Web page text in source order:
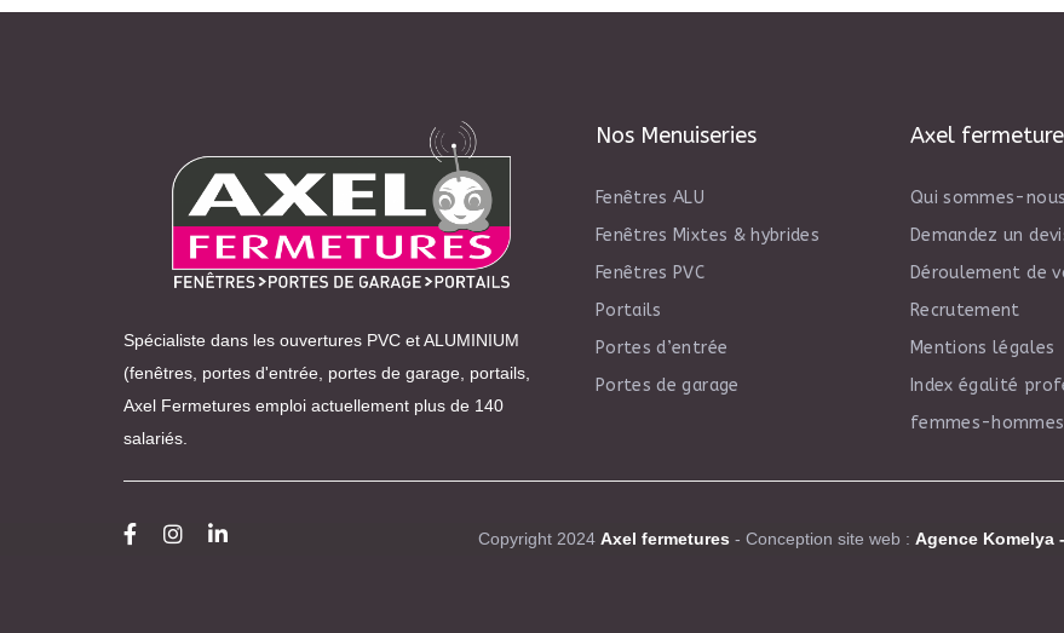
Spécialiste dans les ouvertures PVC et ALUMINIUM
(fenêtres, portes d'entrée, portes de garage, portails,
Axel Fermetures emploi actuellement plus de 140
salariés.
Nos Menuiseries
Fenêtres ALU
Fenêtres Mixtes & hybrides
Fenêtres PVC
Portails
Portes d’entrée
Portes de garage
Axel
Qui sommes-
Demandez un
Déroulement de
Recrutement
Mentions légales
Index égalité
femmes-hommes
Copyright 2024 Axel fermetures - Conception site web : Agence Komelya-